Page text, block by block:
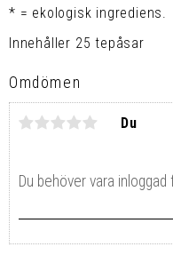
* = ekologisk ingrediens.
Innehåller 25 tepåsar
Omdömen
Du